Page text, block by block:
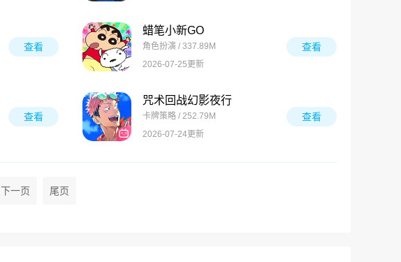
查看
蜡笔小新GO
角色扮演 / 337.89M
2026-07-25更新
查看
查看
咒术回战幻影夜行
卡牌策略 / 252.79M
2026-07-24更新
查看
下一页 尾页